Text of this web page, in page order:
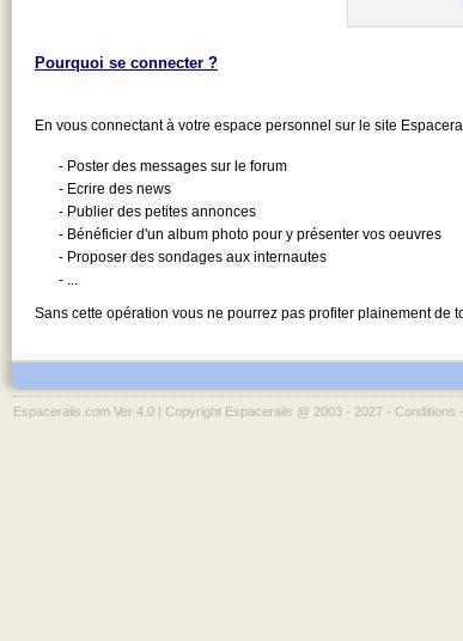
Pourquoi se connecter ?
En vous connectant à votre espace personnel sur le site
- Poster des messages sur le forum
- Ecrire des news
- Publier des petites annonces
- Bénéficier d'un album photo pour y présenter vos oeuvres
- Proposer des sondages aux internautes
- ...
Sans cette opération vous ne pourrez pas profiter plainement de
Espacerails.com Ver 4.0 | Copyright Espacerails @ 2003 - 2027 - Conditions